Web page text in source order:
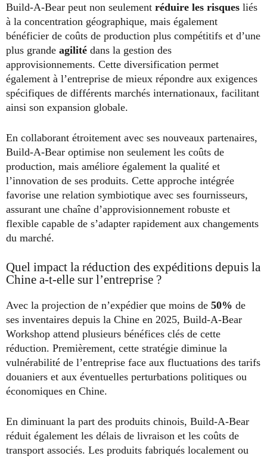
Build-A-Bear peut non seulement réduire les risques liés
à la concentration géographique, mais également
bénéficier de coûts de production plus compétitifs et d’une
plus grande agilité dans la gestion des
approvisionnements. Cette diversification permet
également à l’entreprise de mieux répondre aux exigences
spécifiques de différents marchés internationaux, facilitant
ainsi son expansion globale.
En collaborant étroitement avec ses nouveaux partenaires,
Build-A-Bear optimise non seulement les coûts de
production, mais améliore également la qualité et
l’innovation de ses produits. Cette approche intégrée
favorise une relation symbiotique avec ses fournisseurs,
assurant une chaîne d’approvisionnement robuste et
flexible capable de s’adapter rapidement aux changements
du marché.
Quel impact la réduction des expéditions depuis la
Chine a-t-elle sur l’entreprise ?
Avec la projection de n’expédier que moins de 50% de
ses inventaires depuis la Chine en 2025, Build-A-Bear
Workshop attend plusieurs bénéfices clés de cette
réduction. Premièrement, cette stratégie diminue la
vulnérabilité de l’entreprise face aux fluctuations des tarifs
douaniers et aux éventuelles perturbations politiques ou
économiques en Chine.
En diminuant la part des produits chinois, Build-A-Bear
réduit également les délais de livraison et les coûts de
transport associés. Les produits fabriqués localement ou